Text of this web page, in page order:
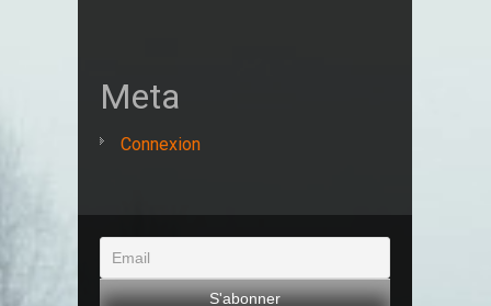
Meta
Connexion